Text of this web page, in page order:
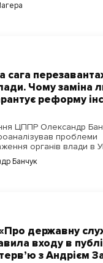
сага
Чому заміна
реформу
ЦППР Олександр
проблеми
органів влади в
Банчук
державну
входу в
з Андрієм